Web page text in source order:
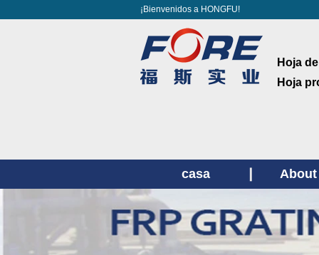
¡Bienvenidos a HONGFU!
Hoja
Hoja
casa